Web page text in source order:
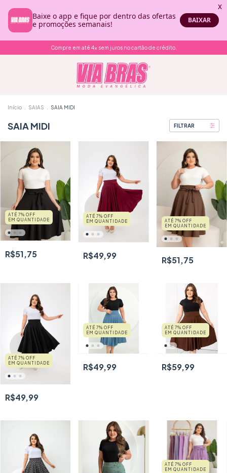
Compre em até 4x sem juros no cartão de crédito.
Início SAIAS SAIA MIDI
SAIA MIDI FILTRAR
ATÉ 7% OFF
EM QUANTIDADE
R$51,75
ATÉ 7% OFF
EM QUANTIDADE
R$49,99
ATÉ 7% OFF
EM QUANTIDADE
R$51,75
ATÉ 7% OFF
EM QUANTIDADE
R$49,99
ATÉ 7% OFF
EM QUANTIDADE
R$49,99
ATÉ 7% OFF
EM QUANTIDADE
R$59,99
ATÉ 7% OFF
EM QUANTIDADE